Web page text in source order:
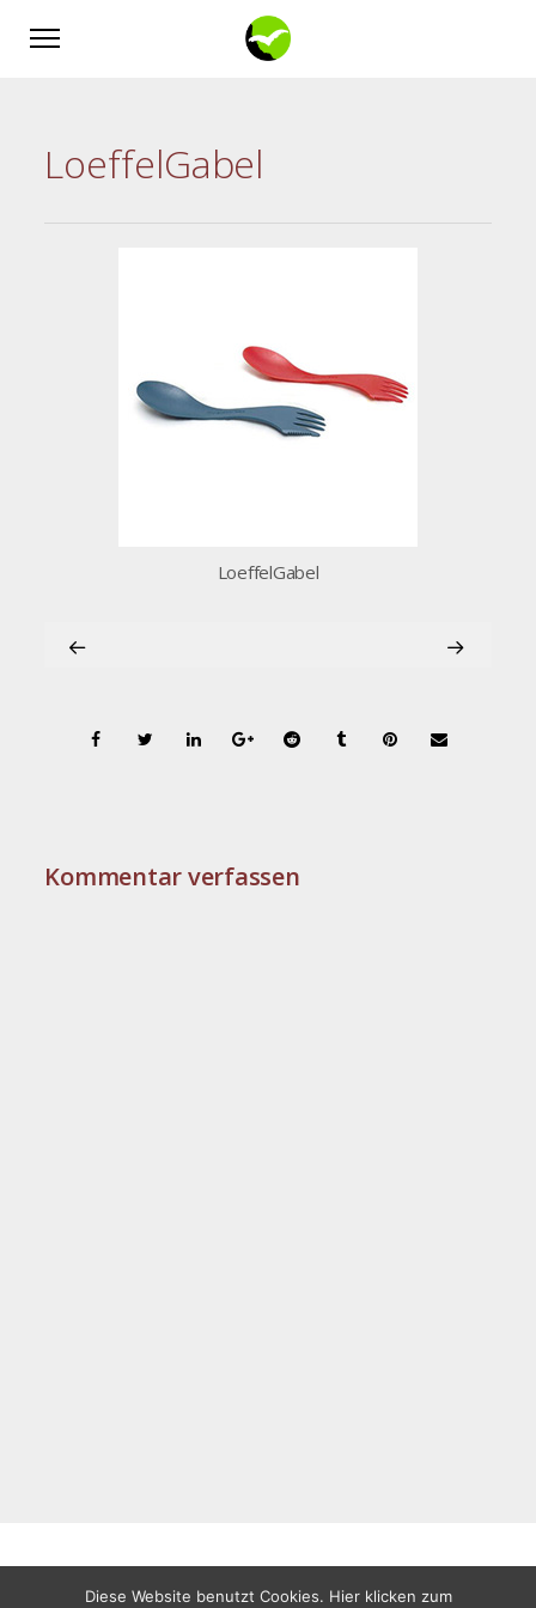
LoeffelGabel
LoeffelGabel
Kommentar verfassen
All rights reserved
Diese Website benutzt Cookies. Hier klicken zum